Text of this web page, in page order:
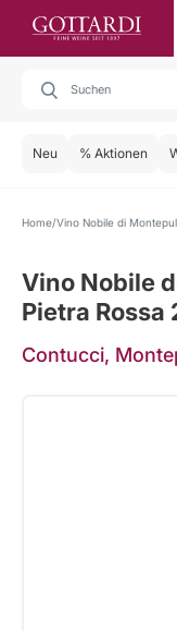
Neu % Aktionen
Home Vino Nobile di
Vino Nobile
Pietra Rossa
Contucci,